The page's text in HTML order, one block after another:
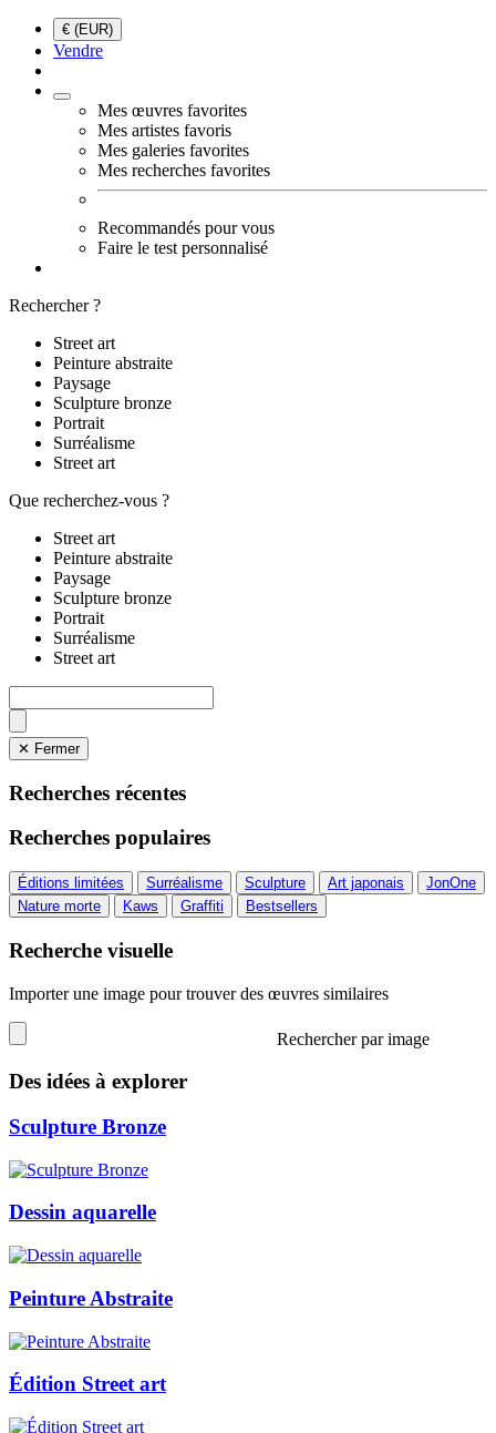
€ (EUR)
Vendre
Mes œuvres favorites
Mes artistes favoris
Mes galeries favorites
Mes recherches favorites
Recommandés pour vous
Faire le test personnalisé
Rechercher ?
Street art
Peinture abstraite
Paysage
Sculpture bronze
Portrait
Surréalisme
Street art
Que recherchez-vous ?
Street art
Peinture abstraite
Paysage
Sculpture bronze
Portrait
Surréalisme
Street art
✕ Fermer
Recherches récentes
Recherches populaires
Éditions limitées Surréalisme Sculpture Art japonais
JonOne
Nature morte
Kaws Graffiti Bestsellers
Recherche visuelle
Importer une image pour trouver des œuvres similaires
Rechercher par image
Des idées à explorer
Sculpture Bronze
Dessin aquarelle
Peinture Abstraite
Édition Street art